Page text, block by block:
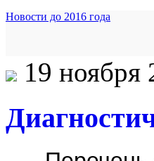
Новости до 2016 года
19 ноября